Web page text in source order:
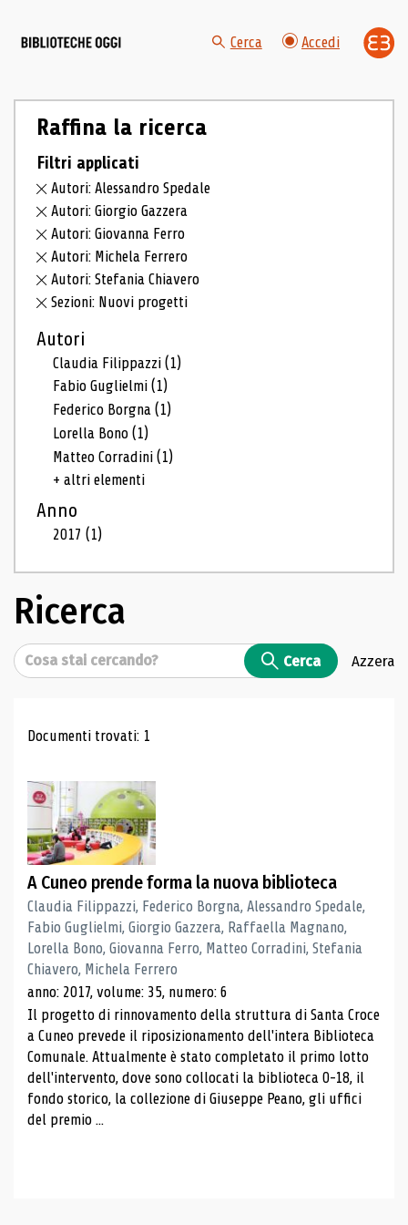
Cerca Accedi
Raffina la ricerca
Filtri applicati
Autori: Alessandro Spedale
Autori: Giorgio Gazzera
Autori: Giovanna Ferro
Autori: Michela Ferrero
Autori: Stefania Chiavero
Sezioni: Nuovi progetti
Autori
Claudia Filippazzi(1)
Fabio Guglielmi(1)
Federico Borgna(1)
Lorella Bono(1)
Matteo Corradini(1)
+ altri elementi
Anno
2017(1)
Ricerca
Cerca Cerca Azzera
Risultati di ricerca
Documenti trovati: 1
A Cuneo prende forma la nuova biblioteca
Claudia Filippazzi, Federico Borgna, Alessandro Spedale,
Fabio Guglielmi, Giorgio Gazzera, Raffaella Magnano,
Lorella Bono, Giovanna Ferro, Matteo Corradini, Stefania
Chiavero, Michela Ferrero
anno: 2017, volume: 35, numero: 6
Il progetto di rinnovamento della struttura di Santa Croce
a Cuneo prevede il riposizionamento dell'intera Biblioteca
Comunale. Attualmente è stato completato il primo lotto
dell'intervento, dove sono collocati la biblioteca 0-18, il
fondo storico, la collezione di Giuseppe Peano, gli uffici
del premio ...